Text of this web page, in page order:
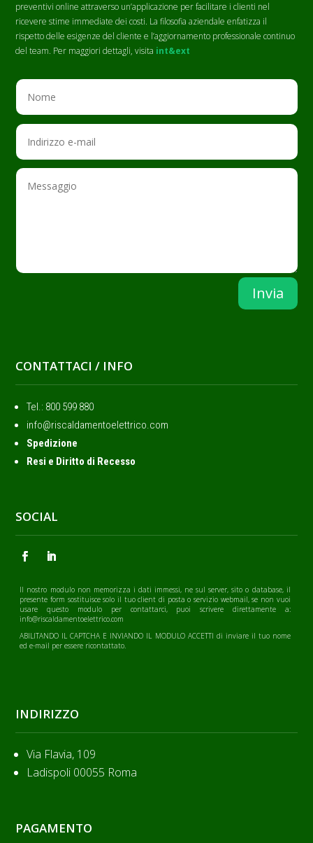
preventivi online attraverso un’applicazione per facilitare i clienti nel
ricevere stime immediate dei costi. La filosofia aziendale enfatizza il
rispetto delle esigenze del cliente e l’aggiornamento professionale continuo
del team. Per maggiori dettagli, visita int&ext
Invia
CONTATTACI / INFO
Tel.: ‭800 599 880
info@riscaldamentoelettrico.com
Spedizione
Resi e Diritto di Recesso
SOCIAL
Il nostro modulo non memorizza i dati immessi, ne sul server, sito o database, il
presente form sostituisce solo il tuo client di posta o servizio webmail, se non vuoi
usare questo modulo per contattarci, puoi scrivere direttamente a:
info@riscaldamentoelettrico.com
ABILITANDO IL CAPTCHA E INVIANDO IL MODULO ACCETTI di inviare il tuo nome
ed e-mail per essere ricontattato.
INDIRIZZO
Via Flavia, 109
Ladispoli 00055 Roma
PAGAMENTO